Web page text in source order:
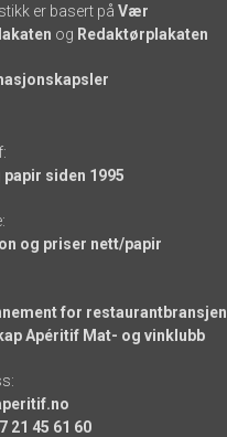
er basert på Vær
og Redaktørplakaten
papir siden 1995
og priser nett/papir
for restaurantbransjen
Apéritif Mat- og vinklubb
21 45 61 60